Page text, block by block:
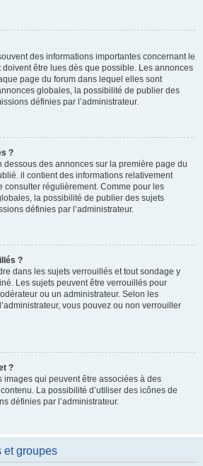
des informations importantes concernant le
être lues dès que possible. Les annonces
page du forum dans lequel elles sont
globales, la possibilité de publier des
définies par l’administrateur.
?
dessous des annonces sur la première page du
il contient des informations relativement
consulter régulièrement. Comme pour les
la possibilité de publier des sujets
définies par l’administrateur.
?
dans les sujets verrouillés et tout sondage y
Les sujets peuvent être verrouillés pour
ou un administrateur. Selon les
vous pouvez ou non verrouiller
?
images qui peuvent être associées à des
La possibilité d’utiliser des icônes de
définies par l’administrateur.
et groupes